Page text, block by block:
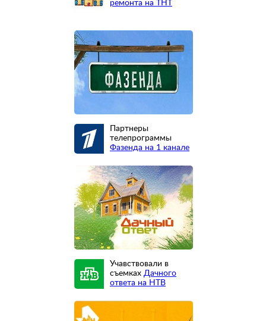
ремонта на ТНТ
Партнеры
телепрограммы
Фазенда на 1 канале
Учавствовали в
съемках Дачного
ответа на НТВ